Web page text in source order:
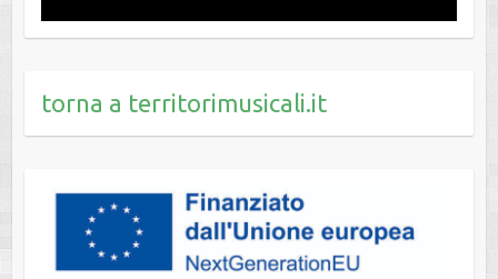
torna a territorimusicali.it